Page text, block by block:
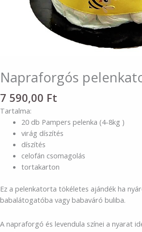
Napraforgós
7 590,00 Ft
Tartalma:
20 db Pampers pelenka (4-8kg )
virág díszítés
díszítés
celofán csomagolás
tortakarton
Ez a pelenkatorta tökéletes ajándék ha
babalátogatóba vagy babaváró buliba.
A napraforgó és levendula színei a nyarat